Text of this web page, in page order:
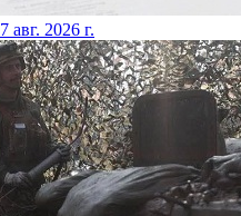
7 авг. 2026 г.